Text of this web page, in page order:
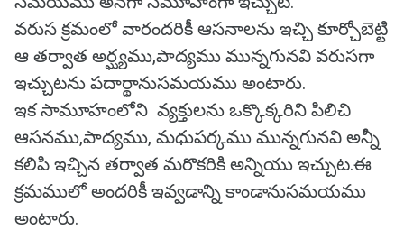
వరుస క్రమంలో వారందరికీ ఆసనాలను ఇచ్చి కూర్చోబెట్టి
ఆ తర్వాత అర్ఘ్యము,పాద్యము మున్నగునవి వరుసగా
ఇచ్చుటను పదార్థానుసమయము అంటారు.
ఇక సామూహంలోని వ్యక్తులను ఒక్కొక్కరిని పిలిచి
ఆసనము,పాద్యము, మధుపర్కము మున్నగునవి అన్నీ
కలిపి ఇచ్చిన తర్వాత మరొకరికి అన్నియు ఇచ్చుట.ఈ
క్రమములో అందరికీ ఇవ్వడాన్ని కాండానుసమయము
అంటారు.